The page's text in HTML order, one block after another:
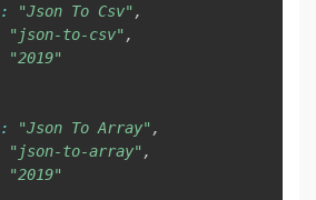
: "Json To Csv" ,
"json-to-csv" ,
"2019"
: "Json To Array" ,
"json-to-array" ,
"2019"